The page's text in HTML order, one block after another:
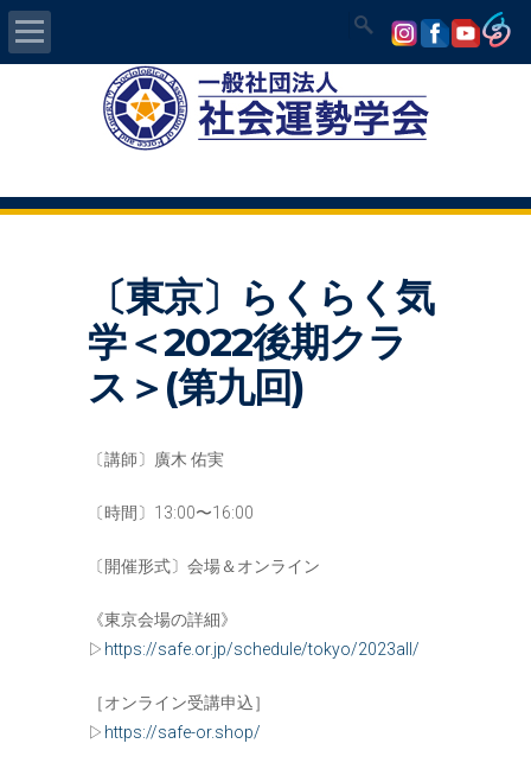
気学/易 セミナー
講師の紹介
〔東京〕らくらく気
学＜2022後期クラ
ス＞(第九回)
〔講師〕廣木 佑実
〔時間〕13:00〜16:00
〔開催形式〕会場＆オンライン
《東京会場の詳細》
▷ https://safe.or.jp/schedule/tokyo/2023all/
［オンライン受講申込］
▷ https://safe-or.shop/